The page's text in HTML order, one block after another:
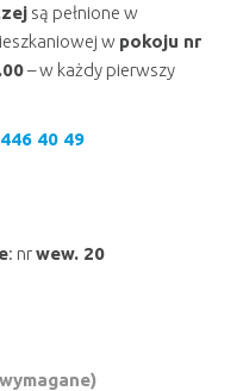
są pełnione w
w pokoju nr
– w każdy pierwszy
40 49
: nrwew. 20